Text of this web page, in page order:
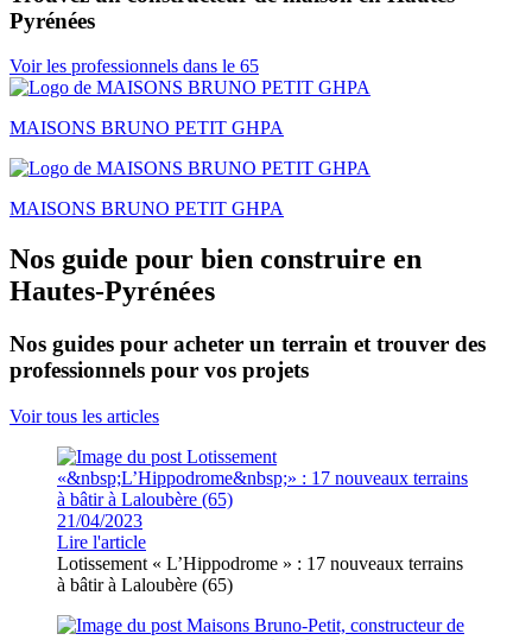
Pyrénées
Voir les professionnels dans le 65
MAISONS BRUNO PETIT GHPA
MAISONS BRUNO PETIT GHPA
Nos guide pour bien construire en
Hautes-Pyrénées
Nos guides pour acheter un terrain et trouver des
professionnels pour vos projets
Voir tous les articles
21/04/2023
Lire l'article
Lotissement « L’Hippodrome » : 17 nouveaux terrains
à bâtir à Laloubère (65)